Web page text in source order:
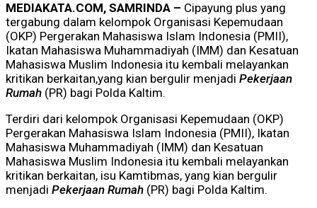
MEDIAKATA.COM, SAMRINDA – Cipayung plus yang
tergabung dalam kelompok Organisasi Kepemudaan
(OKP) Pergerakan Mahasiswa Islam Indonesia (PMII),
Ikatan Mahasiswa Muhammadiyah (IMM) dan Kesatuan
Mahasiswa Muslim Indonesia itu kembali melayankan
kritikan berkaitan,yang kian bergulir menjadi Pekerjaan
Rumah (PR) bagi Polda Kaltim.
Terdiri dari kelompok Organisasi Kepemudaan (OKP)
Pergerakan Mahasiswa Islam Indonesia (PMII), Ikatan
Mahasiswa Muhammadiyah (IMM) dan Kesatuan
Mahasiswa Muslim Indonesia itu kembali melayankan
kritikan berkaitan, isu Kamtibmas, yang kian bergulir
menjadi Pekerjaan Rumah (PR) bagi Polda Kaltim.